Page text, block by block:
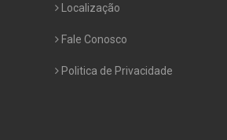
Localização
Fale Conosco
Politica de Privacidade